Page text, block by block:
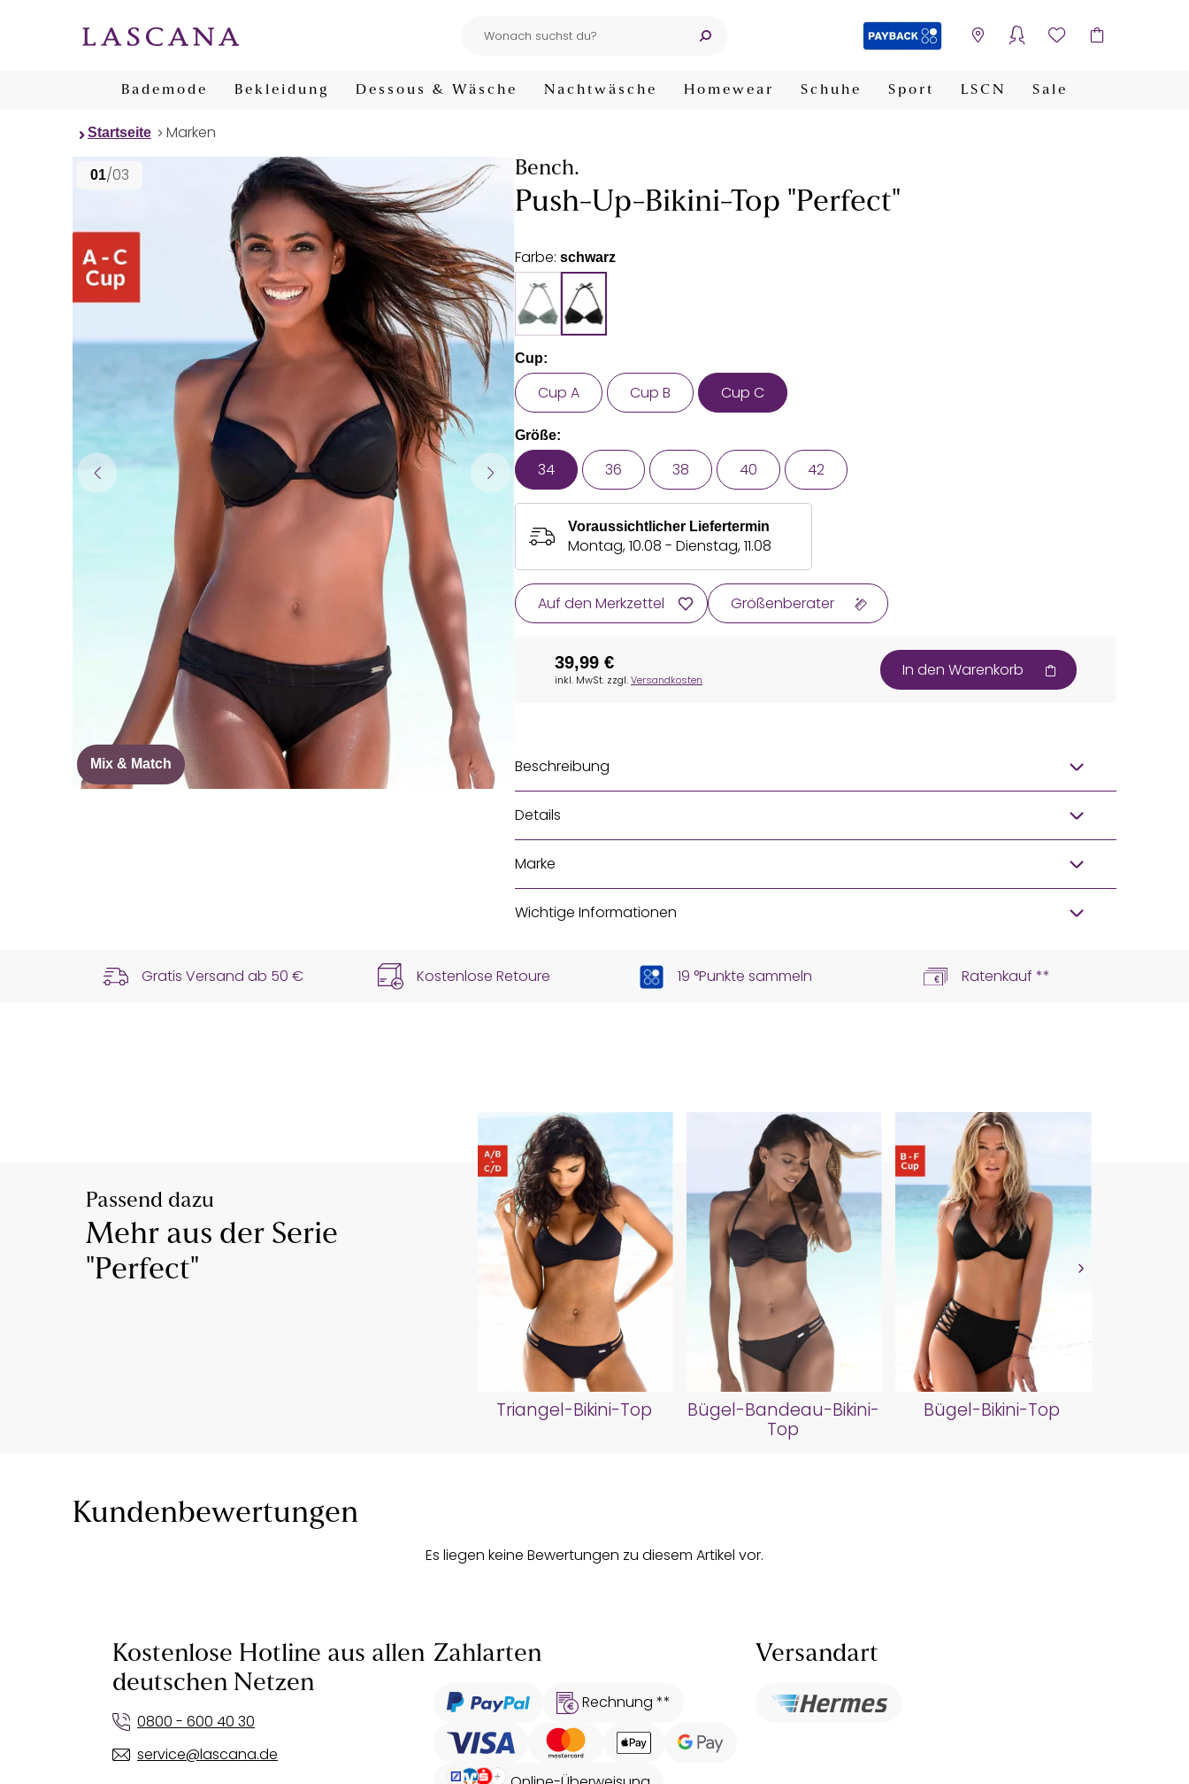
Bademode Bekleidung Dessous & Wäsche Nachtwäsche Homewear Schuhe Sport LSCN Sale
Startseite Marken
01/03
Mix & Match
Bench.
Push-Up-Bikini-Top "Perfect"
Farbe: schwarz
Cup:
Cup A Cup B Cup C
Größe:
34 36 38 40 42
Voraussichtlicher Liefertermin
Montag, 10.08 - Dienstag, 11.08
Auf den Merkzettel Größenberater
39,99 €
inkl. MwSt. zzgl.Versandkosten In den Warenkorb
Beschreibung
Details
Marke
Wichtige Informationen
Gratis Versand ab 50 € Kostenlose Retoure 19 °Punkte sammeln Ratenkauf **
Passend dazu
Mehr aus der Serie
"Perfect"
Triangel-Bikini-Top
Bügel-Bandeau-Bikini-
Top
Bügel-Bikini-Top
Kundenbewertungen
Es liegen keine Bewertungen zu diesem Artikel vor.
Kostenlose Hotline aus allen
deutschen Netzen
0800 - 600 40 30
service@lascana.de
Zahlarten
Rechnung **
Versandart